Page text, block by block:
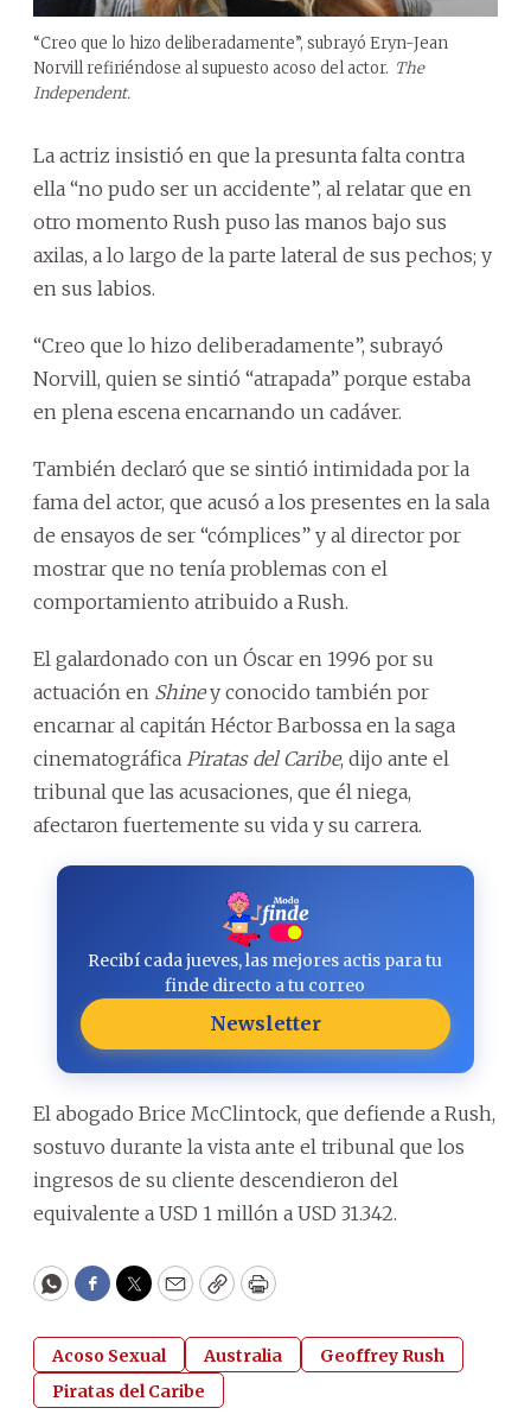
“Creo que lo hizo deliberadamente”, subrayó Eryn-Jean
Norvill refiriéndose al supuesto acoso del actor. The
Independent.
La actriz insistió en que la presunta falta contra
ella “no pudo ser un accidente”, al relatar que en
otro momento Rush puso las manos bajo sus
axilas, a lo largo de la parte lateral de sus pechos; y
en sus labios.
“Creo que lo hizo deliberadamente”, subrayó
Norvill, quien se sintió “atrapada” porque estaba
en plena escena encarnando un cadáver.
También declaró que se sintió intimidada por la
fama del actor, que acusó a los presentes en la sala
de ensayos de ser “cómplices” y al director por
mostrar que no tenía problemas con el
comportamiento atribuido a Rush.
El galardonado con un Óscar en 1996 por su
actuación en Shiney conocido también por
encarnar al capitán Héctor Barbossa en la saga
cinematográfica Piratas del Caribe, dijo ante el
tribunal que las acusaciones, que él niega,
afectaron fuertemente su vida y su carrera.
Recibí cada jueves, las mejores actis para tu
finde directo a tu correo
Newsletter
El abogado Brice McClintock, que defiende a Rush,
sostuvo durante la vista ante el tribunal que los
ingresos de su cliente descendieron del
equivalente a USD 1 millón a USD 31.342.
WhatsApp
Facebook
Twitter
EmailCopyPrint
Acoso Sexual Australia
Geoffrey Rush
Piratas del Caribe